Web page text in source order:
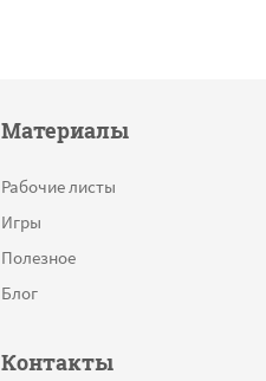
Материалы
Рабочие листы
Игры
Полезное
Блог
Контакты